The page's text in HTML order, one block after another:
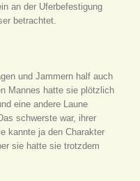
an der Uferbefestigung
betrachtet.
und Jammern half auch
Mannes hatte sie plötzlich
eine andere Laune
schwerste war, ihrer
kannte ja den Charakter
sie hatte sie trotzdem